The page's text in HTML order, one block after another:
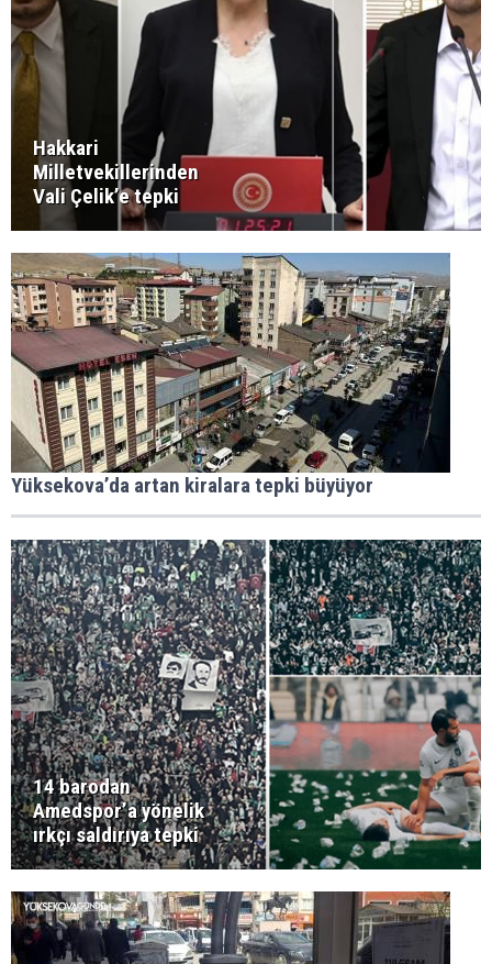
Hakkari
Milletvekillerinden
Vali Çelik’e tepki
Yüksekova’da artan kiralara tepki büyüyor
14 barodan
Amedspor’a yönelik
ırkçı saldırıya tepki